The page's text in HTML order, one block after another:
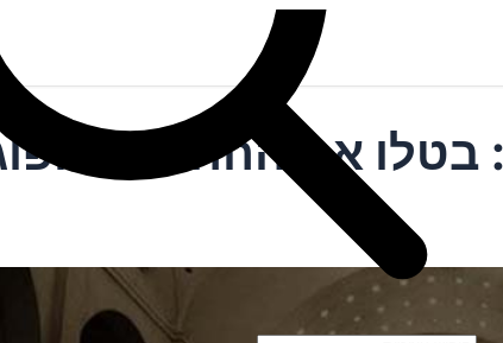
בטלו את ההחלטה